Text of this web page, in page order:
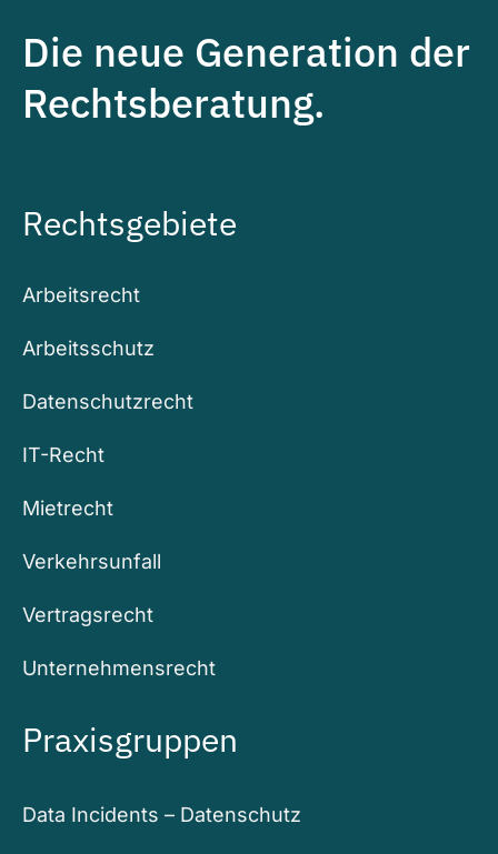
Die neue Generation der
Rechtsberatung.
Rechtsgebiete
Arbeitsrecht
Arbeitsschutz
Datenschutzrecht
IT-Recht
Mietrecht
Verkehrsunfall
Vertragsrecht
Unternehmensrecht
Praxisgruppen
Data Incidents – Datenschutz